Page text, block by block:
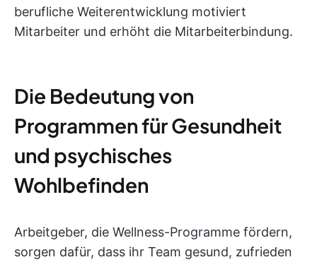
berufliche Weiterentwicklung motiviert
Mitarbeiter und erhöht die Mitarbeiterbindung.
Die Bedeutung von
Programmen für Gesundheit
und psychisches
Wohlbefinden
Arbeitgeber, die Wellness-Programme fördern,
sorgen dafür, dass ihr Team gesund, zufrieden